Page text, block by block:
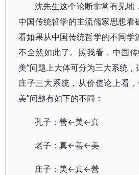
沈先生这个论断非常有见地
中国传统哲学的主流儒家思想看
看如果从中国传统哲学的不同学
不全然如此了。照我看，中国传
美”问题上大体可分为三大系统
庄子三大系统，从价值论上看，
美”问题有如下的不同：
孔子：善←美←真
老子：真←善←美
庄子：美←真←善